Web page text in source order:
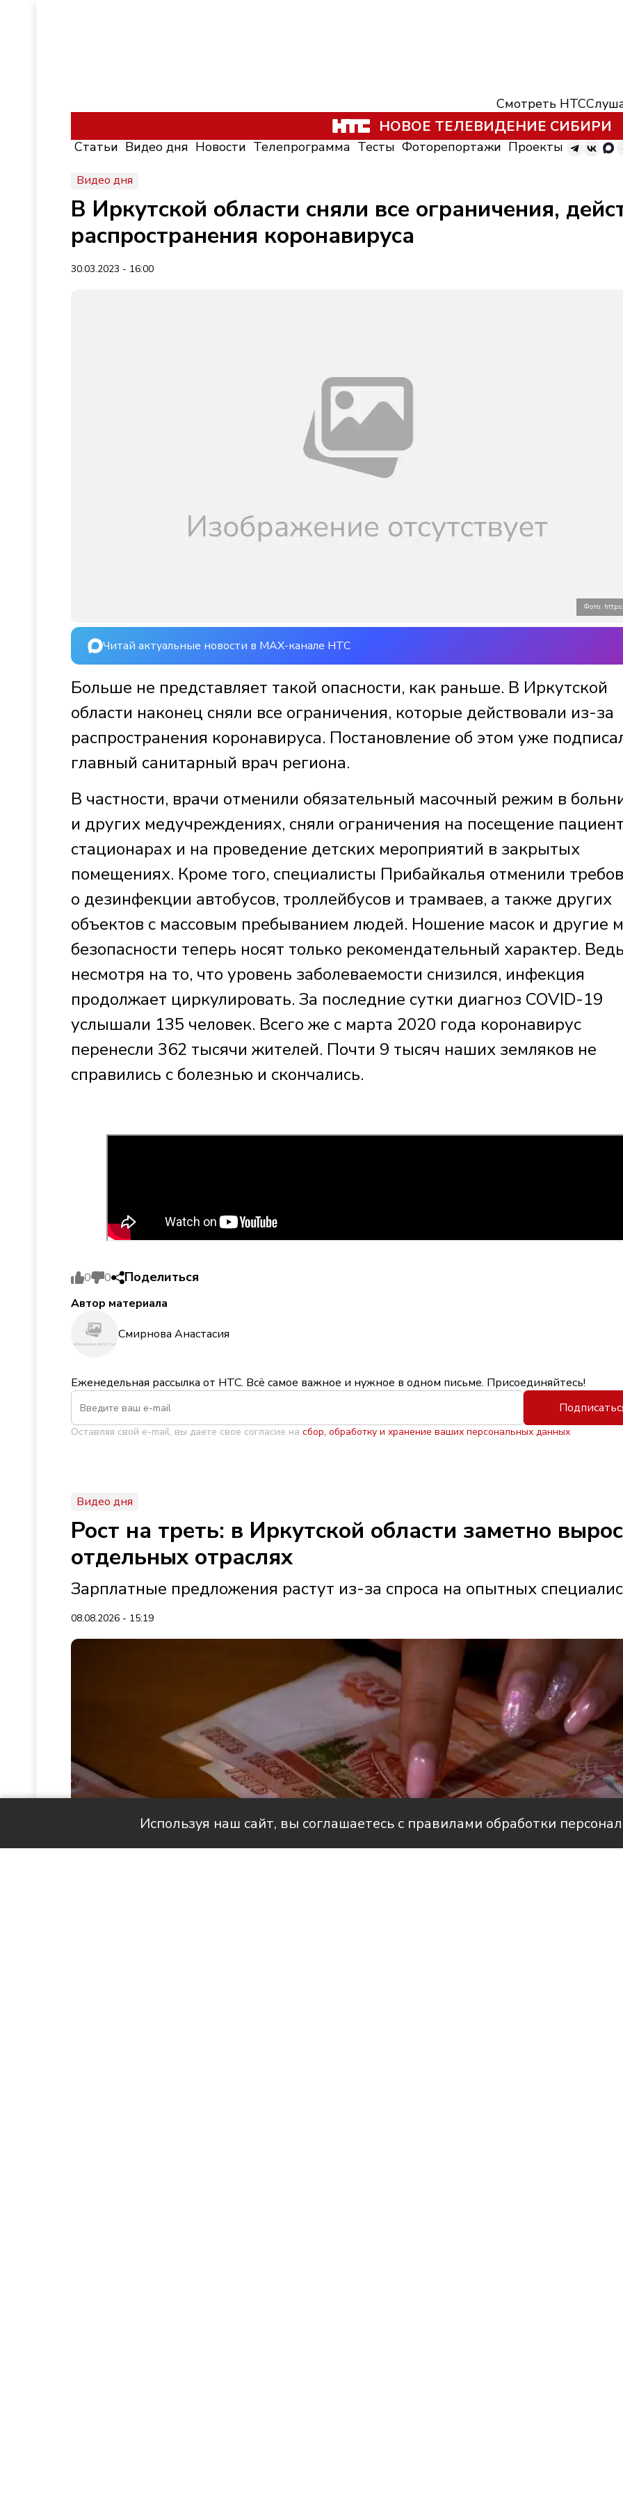
Смотреть НТС
НОВОЕ ТЕЛЕВИДЕНИЕ СИБИРИ
Статьи Видео дня Новости Телепрограмма Тесты Фоторепортажи Проекты
Видео дня
В Иркутской области сняли все ограничения,
распространения коронавируса
30.03.2023 - 16:00
Фото:
Читай актуальные новости в MAX-канале НТС
Больше не представляет такой опасности, как раньше. В Иркутской
области наконец сняли все ограничения, которые действовали из-за
распространения коронавируса. Постановление об этом уже
главный санитарный врач региона.
В частности, врачи отменили обязательный масочный режим в
и других медучреждениях, сняли ограничения на посещение
стационарах и на проведение детских мероприятий в закрытых
помещениях. Кроме того, специалисты Прибайкалья отменили
о дезинфекции автобусов, троллейбусов и трамваев, а также других
объектов с массовым пребыванием людей. Ношение масок и другие
безопасности теперь носят только рекомендательный характер.
несмотря на то, что уровень заболеваемости снизился, инфекция
продолжает циркулировать. За последние сутки диагноз COVID-19
услышали 135 человек. Всего же с марта 2020 года коронавирус
перенесли 362 тысячи жителей. Почти 9 тысяч наших земляков не
справились с болезнью и скончались.
0 0 Поделиться
Автор материала
Смирнова Анастасия
Еженедельная рассылка от НТС. Всё самое важное и нужное в одном письме. Присоединяйтесь!
Оставляя свой e-mail, вы даете свое согласие на сбор, обработку и хранение ваших персональных данных
Видео дня
Рост на треть: в Иркутской области заметно
отдельных отраслях
Зарплатные предложения растут из-за спроса на опытных
08.08.2026 - 15:19
Используя наш сайт, вы соглашаетесь с правилами обработки